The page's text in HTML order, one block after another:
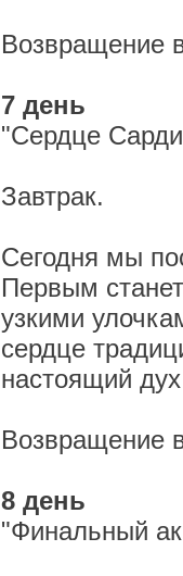
Возвращение
7 день
"Сердце
Завтрак.
Сегодня мы
Первым
узкими
сердце
настоящий
Возвращение
8 день
"Финальный